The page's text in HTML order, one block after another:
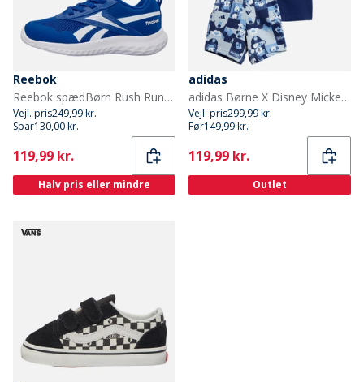
Reebok
Reebok spædBørn Rush Runner 5 elastiske snørebånd neutrale løbesko Vector Blue/Vector Blue/Hvid
Vejl. pris249,99 kr.
Spar130,00 kr.
Current
119,99 kr.
Halv pris eller mindre
adidas
adidas Børne X Disney Mickey Mouse T-shirt og shorts sæt Dark Blue/Crew Yellow
Vejl. pris299,99 kr.
Før149,99 kr.
Current
119,99 kr.
Outlet